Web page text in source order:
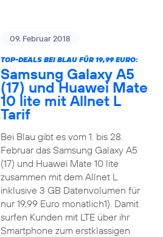
09. Februar 2018
TOP-DEALS BEI BLAU FÜR 19,99 EURO:
Samsung Galaxy A5
(17) und Huawei Mate
10 lite mit Allnet L
Tarif
Bei Blau gibt es vom 1. bis 28.
Februar das Samsung Galaxy A5
(17) und Huawei Mate 10 lite
zusammen mit dem Allnet L
inklusive 3 GB Datenvolumen für
nur 19,99 Euro monatlich1). Damit
surfen Kunden mit LTE über ihr
Smartphone zum erstklassigen